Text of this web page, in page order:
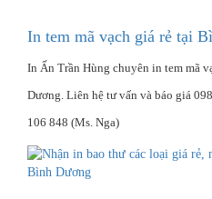
In tem mã vạch giá rẻ tại
In Ấn Trần Hùng chuyên in tem mã
Dương. Liên hệ tư vấn và báo giá
106 848 (Ms. Nga)